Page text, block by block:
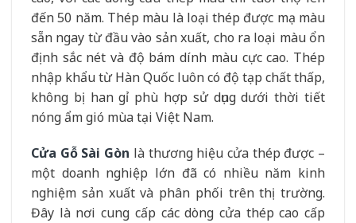
đến 50 năm. Thép màu là loại thép được mạ màu
sẵn ngay từ đầu vào sản xuất, cho ra loại màu ổn
định sắc nét và độ bám dính màu cực cao. Thép
nhập khẩu từ Hàn Quốc luôn có độ tạp chất thấp,
không bị han gỉ phù hợp sử dụng dưới thời tiết
nóng ẩm gió mùa tại Việt Nam.
Cửa Gỗ Sài Gòn là thương hiệu cửa thép được –
một doanh nghiệp lớn đã có nhiều năm kinh
nghiệm sản xuất và phân phối trên thị trường.
Đây là nơi cung cấp các dòng cửa thép cao cấp